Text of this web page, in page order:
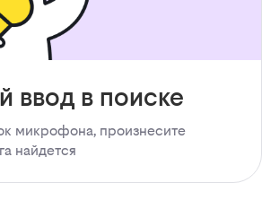
ввод в поиске
микрофона, произнесите
найдется